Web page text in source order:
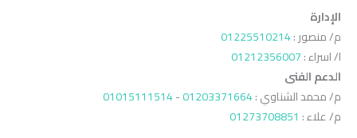
الإدارة
م/ منصور :01225510214
ا/ اسراء :01212356007
الدعم الفنى
م/ محمد الشناوي :01203371664
-
01015111514
م/ علاء : 01273708851